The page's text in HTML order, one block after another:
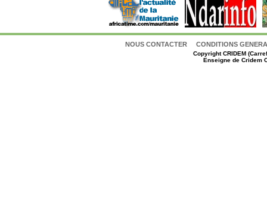
NOUS CONTACTER CONDITIONS
CopyrightCRIDEM
Enseigne de Cridem